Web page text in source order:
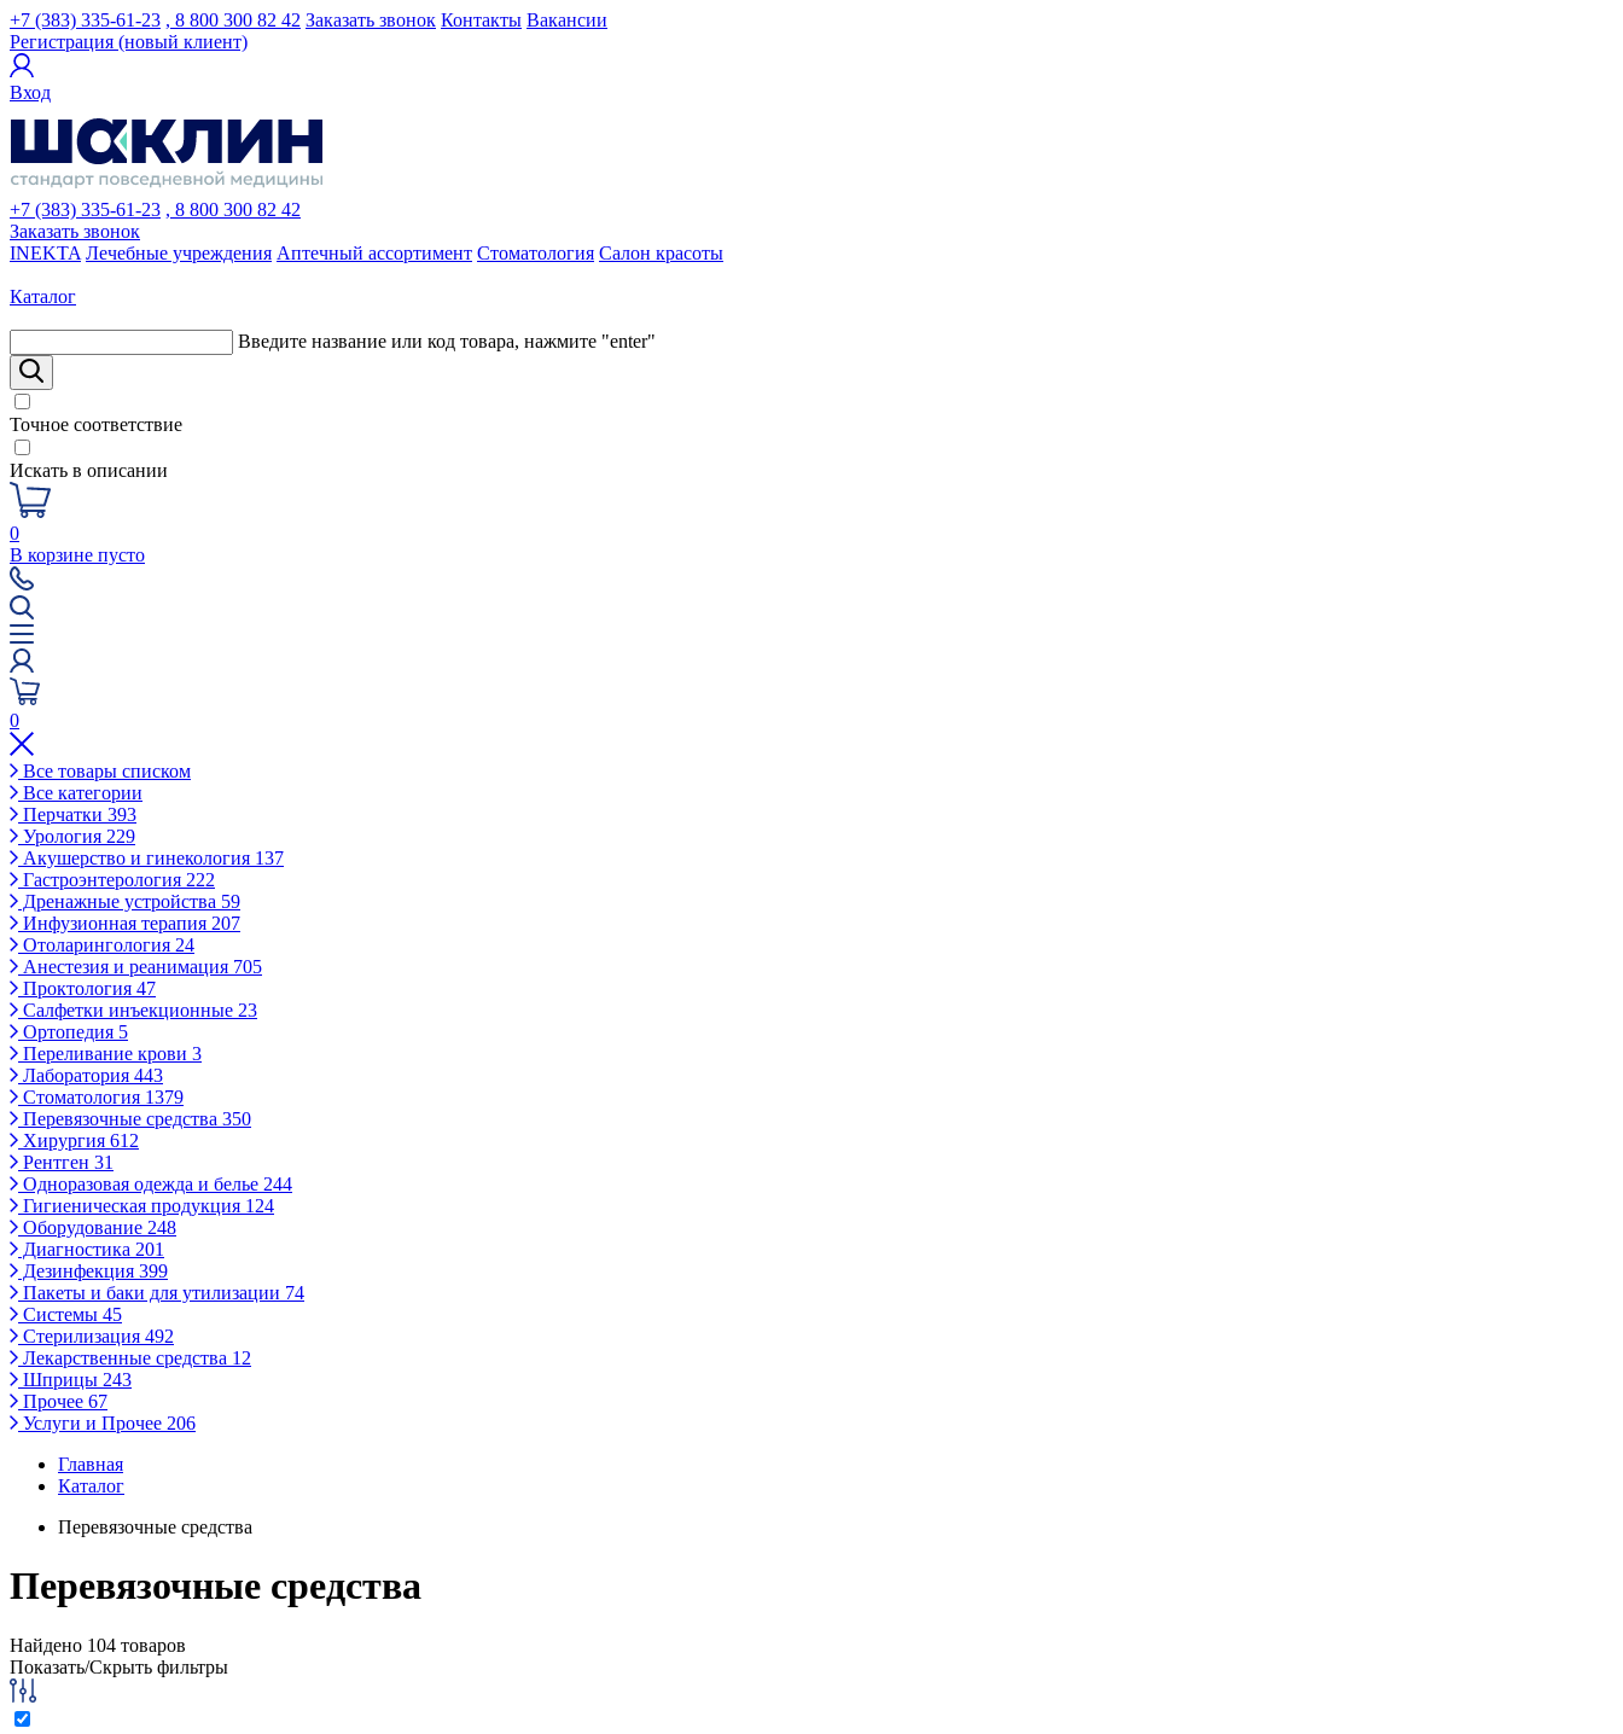
+7 (383) 335-61-23 , 8 800 300 82 42 Заказать звонок Контакты Вакансии
Регистрация (новый клиент)
Вход
+7 (383) 335-61-23 , 8 800 300 82 42
Заказать звонок
INEKTA Лечебные учреждения Аптечный ассортимент Стоматология Салон красоты
Каталог
Введите название или код товара, нажмите "enter"
Точное соответствие
Искать в описании
0
В корзине пусто
0
Все товары списком
Все категории
Перчатки 393
Урология 229
Акушерство и гинекология 137
Гастроэнтерология 222
Дренажные устройства 59
Инфузионная терапия 207
Отоларингология 24
Анестезия и реанимация 705
Проктология 47
Салфетки инъекционные 23
Ортопедия 5
Переливание крови 3
Лаборатория 443
Стоматология 1379
Перевязочные средства 350
Хирургия 612
Рентген 31
Одноразовая одежда и белье 244
Гигиеническая продукция 124
Оборудование 248
Диагностика 201
Дезинфекция 399
Пакеты и баки для утилизации 74
Системы 45
Стерилизация 492
Лекарственные средства 12
Шприцы 243
Прочее 67
Услуги и Прочее 206
Главная
Каталог
Перевязочные средства
Перевязочные средства
Найдено 104 товаров
Показать/Скрыть фильтры